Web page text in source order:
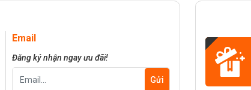
Email
Đăng ký nhận ngay ưu đãi!